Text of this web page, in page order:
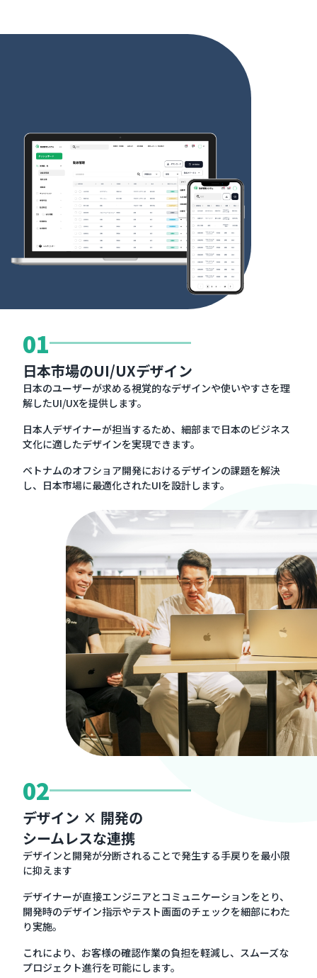
01
日本市場のUI/UXデザイン
日本のユーザーが求める視覚的なデザインや使いやすさを理
解したUI/UXを提供します。
日本人デザイナーが担当するため、細部まで日本のビジネス
文化に適したデザインを実現できます。
ベトナムのオフショア開発におけるデザインの課題を解決
し、日本市場に最適化されたUIを設計します。
02
デザイン × 開発の
シームレスな連携
デザインと開発が分断されることで発生する手戻りを最小限
に抑えます
デザイナーが直接エンジニアとコミュニケーションをとり、
開発時のデザイン指示やテスト画面のチェックを細部にわた
り実施。
これにより、お客様の確認作業の負担を軽減し、スムーズな
プロジェクト進行を可能にします。